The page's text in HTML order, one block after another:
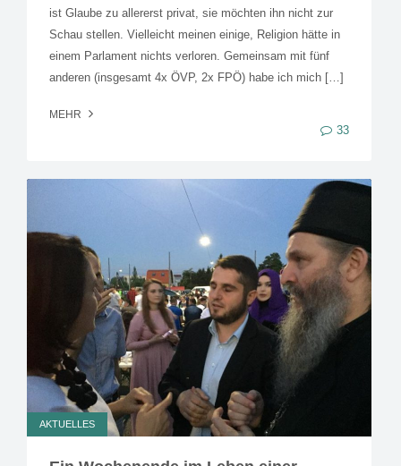
ist Glaube zu allererst privat, sie möchten ihn nicht zur
Schau stellen. Vielleicht meinen einige, Religion hätte in
einem Parlament nichts verloren. Gemeinsam mit fünf
anderen (insgesamt 4x ÖVP, 2x FPÖ) habe ich mich […]
MEHR
33
AKTUELLES